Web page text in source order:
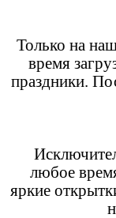
Только на
время
праздники.
любое
яркие